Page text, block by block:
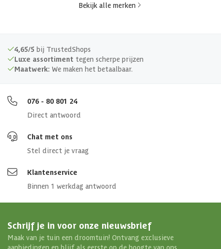
Bekijk alle merken
4,65/5 bij TrustedShops
Luxe assortiment tegen scherpe prijzen
Maatwerk: We maken het betaalbaar.
076 - 80 801 24
Direct antwoord
Chat met ons
Stel direct je vraag
Klantenservice
Binnen 1 werkdag antwoord
Schrijf je in voor onze nieuwsbrief
Maak van je tuin een droomtuin! Ontvang exclusieve
aanbiedingen en blijf als eerste op de hoogte van ons